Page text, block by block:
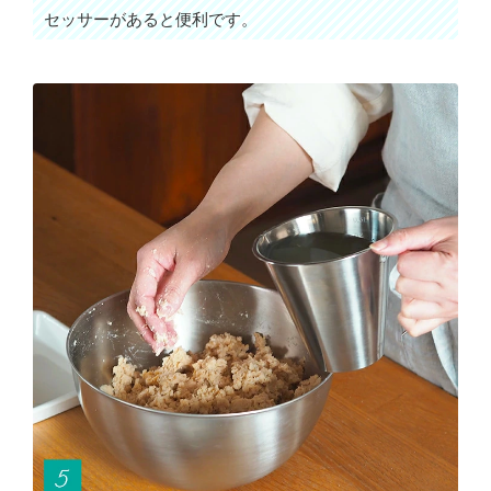
セッサーがあると便利です。